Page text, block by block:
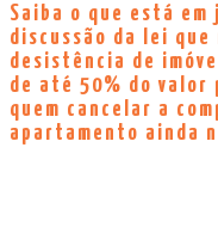
Saiba o que está em
discussão da lei que
desistência de
de até 50% do valor
quem cancelar a
apartamento ainda